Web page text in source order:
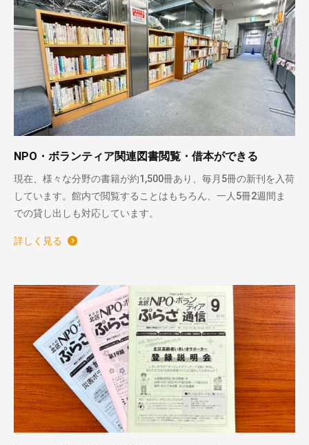
NPO・ボランティア関連図書閲覧・借本ができる
現在、様々な分野の書籍が約1,500冊あり、毎月5冊の新刊を入荷
しています。館内で閲覧することはもちろん、一人5冊2週間ま
での貸し出しも対応しています。
詳しく見る